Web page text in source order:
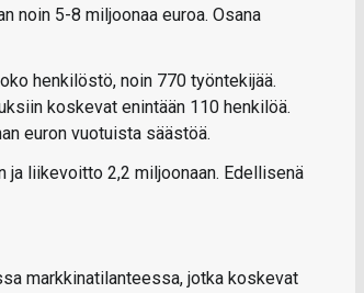
noin 5-8 miljoonaa euroa. Osana
henkilöstö, noin 770 työntekijää.
koskevat enintään 110 henkilöä.
euron vuotuista säästöä.
ja liikevoitto 2,2 miljoonaan. Edellisenä
markkinatilanteessa, jotka koskevat